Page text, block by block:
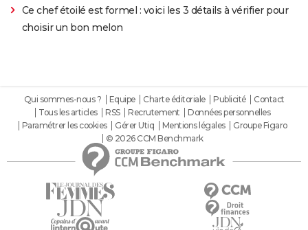
Ce chef étoilé est formel : voici les 3 détails à vérifier pour
choisir un bon melon
Qui sommes-nous ? Equipe Charte éditoriale Publicité
Contact
Tous les articles
RSS Recrutement
Données personnelles
Paramétrer les cookies
Gérer Utiq Mentions légales
Groupe Figaro
© 2026 CCM Benchmark